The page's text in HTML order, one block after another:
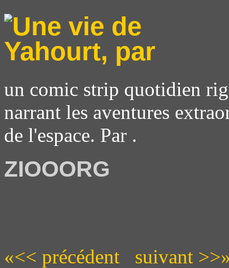
un comic strip quotidien
narrant les aventures
de l'espace. Par .
ZIOOORG
«<< précédent suivant